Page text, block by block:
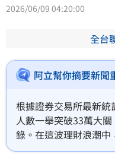
2026/06/09 04:20:00
全台
阿立幫你摘要新聞
根據證券交易所最新統
人數一舉突破33萬大
錄。在這波理財浪潮中
歲以上銀髮族成長最